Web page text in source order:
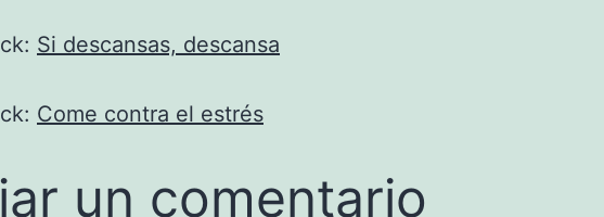
Si descansas, descansa
Come contra el estrés
un comentario